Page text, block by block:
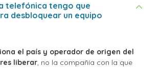
telefónica tengo que
desbloquear un equipo
el país y operador de origen del
liberar, no la compañía con la que